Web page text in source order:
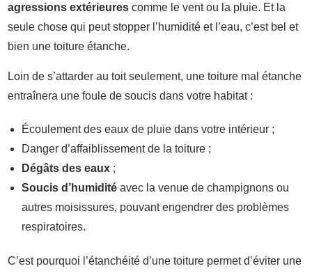
agressions extérieures comme le vent ou la pluie. Et la
seule chose qui peut stopper l’humidité et l’eau, c’est bel et
bien une toiture étanche.
Loin de s’attarder au toit seulement, une toiture mal étanche
entraînera une foule de soucis dans votre habitat :
Écoulement des eaux de pluie dans votre intérieur ;
Danger d’affaiblissement de la toiture ;
Dégâts des eaux ;
Soucis d’humidité avec la venue de champignons ou
autres moisissures, pouvant engendrer des problèmes
respiratoires.
C’est pourquoi l’étanchéité d’une toiture permet d’éviter une